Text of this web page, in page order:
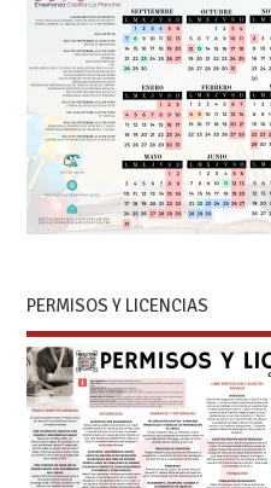
PERMISOS Y LICENCIAS